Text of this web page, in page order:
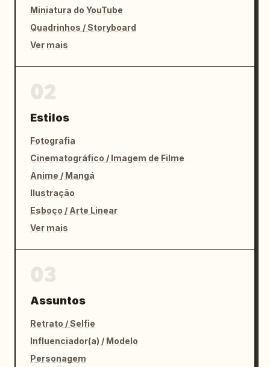
Miniatura do YouTube
Quadrinhos / Storyboard
Ver mais
Estilos
Fotografia
Cinematográfico / Imagem de Filme
Anime / Mangá
Ilustração
Esboço / Arte Linear
Ver mais
Assuntos
Retrato / Selfie
Influenciador(a) / Modelo
Personagem